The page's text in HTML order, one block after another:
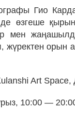
Гио
де өзгеше
мен
жүректен орын
Art Space,
10:00 —